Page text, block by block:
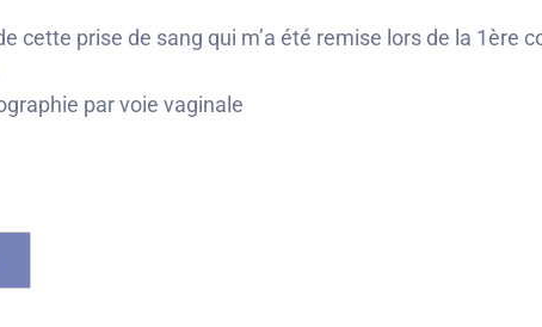
cette prise de sang qui m’a été remise lors de la 1ère
par voie vaginale